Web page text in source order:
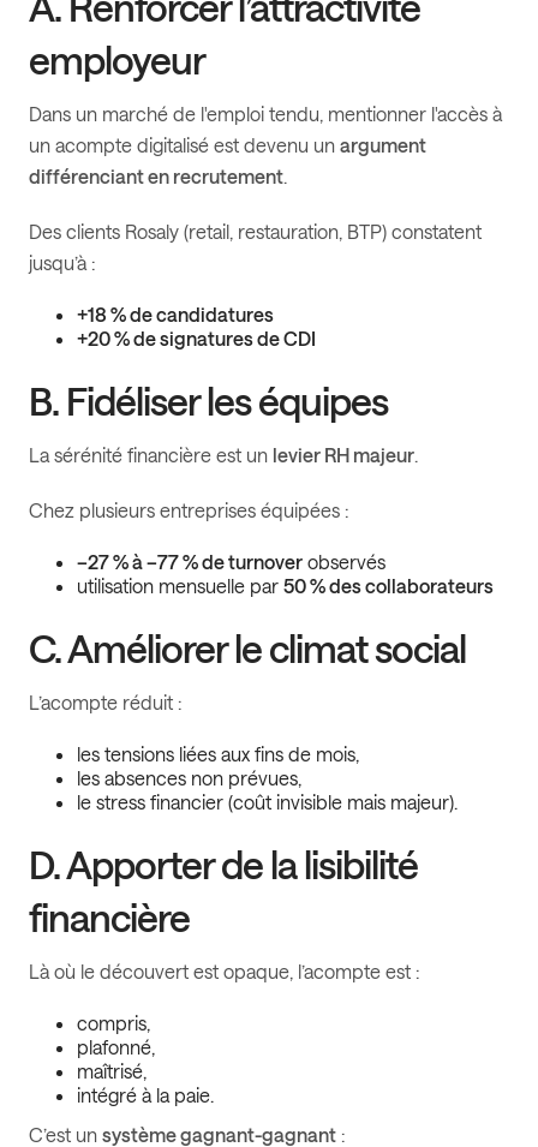
employeur
Dans un marché de l'emploi tendu, mentionner l'accès à
un acompte digitalisé est devenu un argument
différenciant en recrutement.
Des clients Rosaly (retail, restauration, BTP) constatent
jusqu’à :
+18 % de candidatures
+20 % de signatures de CDI
B. Fidéliser les équipes
La sérénité financière est un levier RH majeur.
Chez plusieurs entreprises équipées :
–27 % à –77 % de turnover observés
utilisation mensuelle par 50 % des collaborateurs
C. Améliorer le climat social
L’acompte réduit :
les tensions liées aux fins de mois,
les absences non prévues,
le stress financier (coût invisible mais majeur).
D. Apporter de la lisibilité
financière
Là où le découvert est opaque, l’acompte est :
compris,
plafonné,
maîtrisé,
intégré à la paie.
C’est un système gagnant-gagnant :